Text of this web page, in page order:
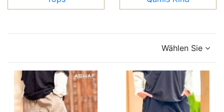
Wählen Sie